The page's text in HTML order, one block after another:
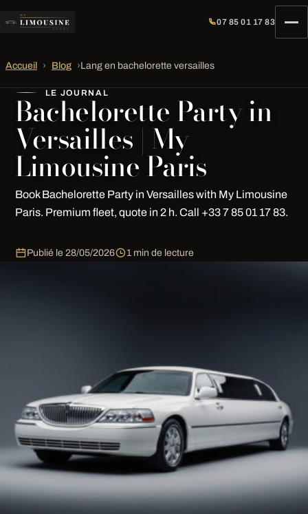
07 85 01 17 83
Accueil › Blog ›Lang en bachelorette versailles
LE JOURNAL
Bachelorette Party in
Versailles | My
Limousine Paris
Book Bachelorette Party in Versailles with My Limousine
Paris. Premium fleet, quote in 2 h. Call +33 7 85 01 17 83.
Publié le 28/05/2026 1 min de lecture